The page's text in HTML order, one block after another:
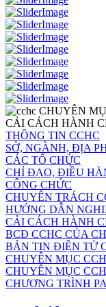
CHUYÊN
CẢI CÁCH HÀNH
THÔNG TIN CCHC
SỞ, NGÀNH, ĐỊA
CÁC TỔ CHỨC
CHỈ ĐẠO, ĐIỀU
CÔNG CHỨC
CHUYÊN TRÁCH
HƯỚNG DẪN
CẢI CÁCH HÀNH
BCĐ CCHC CỦA
BẢN TIN ĐIỆN TỬ
CHUYÊN MỤC
CHUYÊN MỤC
CHƯƠNG TRÌNH